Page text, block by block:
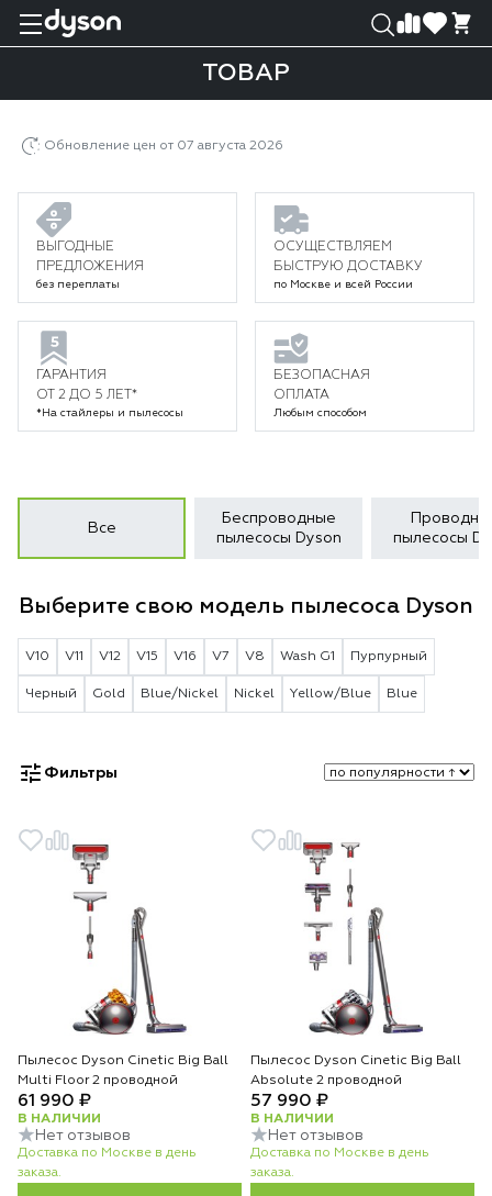
ТОВАР
Обновление цен от 07 августа 2026
ВЫГОДНЫЕ
ПРЕДЛОЖЕНИЯ
без переплаты
ОСУЩЕСТВЛЯЕМ
БЫСТРУЮ ДОСТАВКУ
по Москве и всей России
ГАРАНТИЯ
ОТ 2 ДО 5 ЛЕТ*
*На стайлеры и пылесосы
БЕЗОПАСНАЯ
ОПЛАТА
Любым способом
Все
Беспроводные
пылесосы Dyson
пылесосы
Выберите свою модель пылесоса Dyson
V10 V11 V12 V15 V16 V7 V8 Wash G1 Пурпурный
Черный Gold Blue/Nickel Nickel Yellow/Blue Blue
Фильтры
Пылесос Dyson Cinetic Big Ball
Multi Floor 2 проводной
61 990 ₽
В НАЛИЧИИ
Нет отзывов
Доставка по Москве в день
заказа.
Пылесос Dyson Cinetic Big Ball
Absolute 2 проводной
57 990 ₽
В НАЛИЧИИ
Нет отзывов
Доставка по Москве в день
заказа.